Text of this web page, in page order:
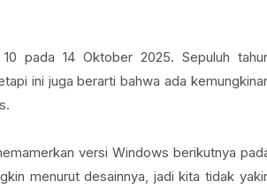
pada 14 Oktober 2025. Sepuluh
ini juga berarti bahwa ada
versi Windows berikutnya
menurut desainnya, jadi kita tidak